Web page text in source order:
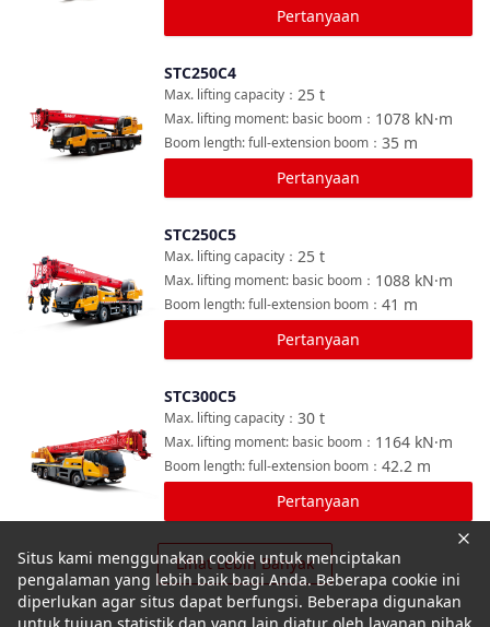
Pertanyaan
STC250C4
25 t
Max. lifting capacity ：
1078 kN·m
Max. lifting moment: basic boom ：
35 m
Boom length: full-extension boom ：
Pertanyaan
STC250C5
25 t
Max. lifting capacity ：
1088 kN·m
Max. lifting moment: basic boom ：
41 m
Boom length: full-extension boom ：
Pertanyaan
STC300C5
30 t
Max. lifting capacity ：
1164 kN·m
Max. lifting moment: basic boom ：
42.2 m
Boom length: full-extension boom ：
Pertanyaan
Lihat Lebih Banyak
Situs kami menggunakan cookie untuk menciptakan
pengalaman yang lebih baik bagi Anda. Beberapa cookie ini
diperlukan agar situs dapat berfungsi. Beberapa digunakan